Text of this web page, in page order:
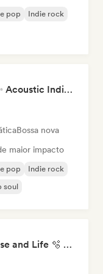
pop
Indie rock
Calm Songs to Rest 🍃✨ Acoustic Indie Folk & Singer-Songwriter
Bossa nova
maior impacto
pop
Indie rock
soul
Deep Cleaning my House and Life 🫧 Bedroom Pop & Indie Pop